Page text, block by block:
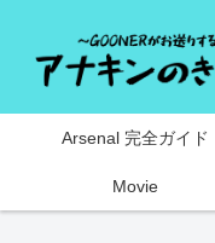
Arsenal 完全ガイド
Movie